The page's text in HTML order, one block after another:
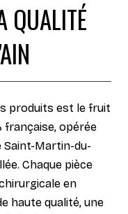
QUALITÉ
produits est le fruit
française, opérée
Saint-Martin-du-
Chaque pièce
en
haute qualité, une